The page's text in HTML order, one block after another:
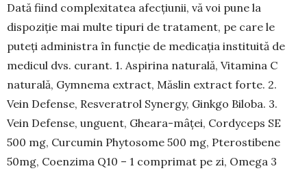
Dată fiind complexitatea afecțiunii, vă voi pune la
dispoziție mai multe tipuri de tratament, pe care le
puteți administra în funcție de medicația insti­tuită de
medicul dvs. curant. 1. Aspirina naturală, Vitamina C
naturală, Gymnema extract, Măslin extract forte. 2.
Vein De­fense, Resveratrol Synergy, Ginkgo Biloba. 3.
Vein Defense, unguent, Gheara-mâței, Cordyceps SE
500 mg, Curcumin Phyto­some 500 mg, Ptero­stibene
50mg, Coenzima Q10 – 1 comprimat pe zi, Omega 3